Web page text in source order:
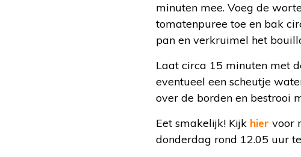
minuten mee. Voeg de
tomatenpuree toe en bak
pan en verkruimel het
Laat circa 15 minuten met
eventueel een scheutje
over de borden en bestrooi
Eet smakelijk! Kijk hier voor
donderdag rond 12.05 uur